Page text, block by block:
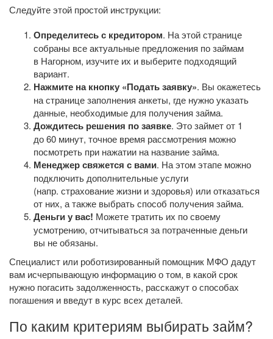
Следуйте этой простой инструкции:
Определитесь с кредитором. На этой странице
собраны все актуальные предложения по займам
в Нагорном, изучите их и выберите подходящий
вариант.
Нажмите на кнопку «Подать заявку». Вы окажетесь
на странице заполнения анкеты, где нужно указать
данные, необходимые для получения займа.
Дождитесь решения по заявке. Это займет от 1
до 60 минут, точное время рассмотрения можно
посмотреть при нажатии на название займа.
Менеджер свяжется с вами. На этом этапе можно
подключить дополнительные услуги
(напр. страхование жизни и здоровья) или отказаться
от них, а также выбрать способ получения займа.
Деньги у вас! Можете тратить их по своему
усмотрению, отчитываться за потраченные деньги
вы не обязаны.
Специалист или роботизированный помощник МФО дадут
вам исчерпывающую информацию о том, в какой срок
нужно погасить задолженность, расскажут о способах
погашения и введут в курс всех деталей.
По каким критериям выбирать займ?